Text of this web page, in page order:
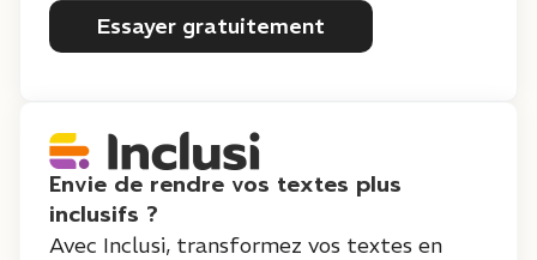
Essayer gratuitement
Envie de rendre vos textes plus
inclusifs ?
Avec Inclusi, transformez vos textes en